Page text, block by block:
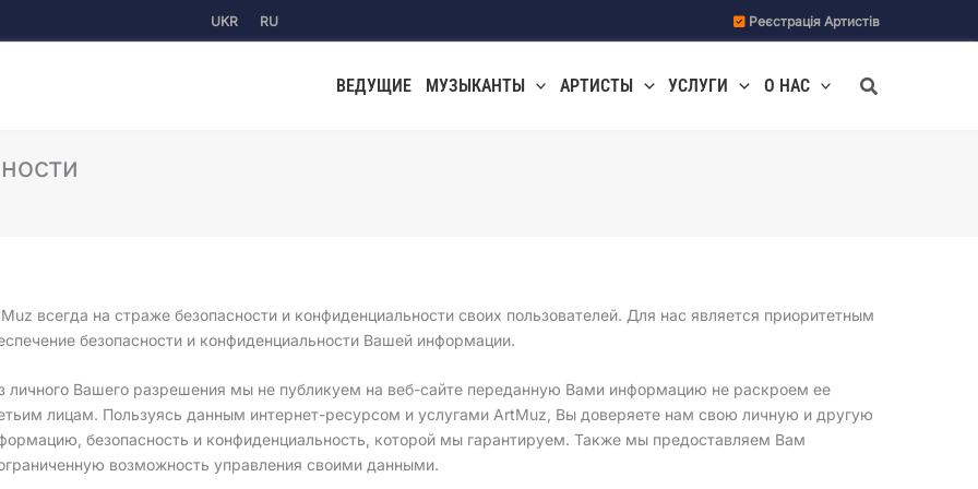
UKR RU Реєстрація Артистів
ВЕДУЩИЕ МУЗЫКАНТЫ АРТИСТЫ УСЛУГИ О НАС Поиск
всегда на страже безопасности и конфиденциальности своих пользователей. Для нас является приоритетным
безопасности и конфиденциальности Вашей информации.
личного Вашего разрешения мы не публикуем на веб-сайте переданную Вами информацию не раскроем ее
лицам. Пользуясь данным интернет-ресурсом и услугами ArtMuz, Вы доверяете нам свою личную и другую
безопасность и конфиденциальность, которой мы гарантируем. Также мы предоставляем Вам
возможность управления своими данными.